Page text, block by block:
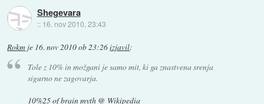
Shegevara
:: 16. nov 2010, 23:43
Rokm je 16. nov 2010 ob 23:26izjavil:
Tole z 10% in možgani je samo mit, ki ga znastvena srenja
sigurno ne zagovarja.
10%25 of brain myth @ Wikipedia